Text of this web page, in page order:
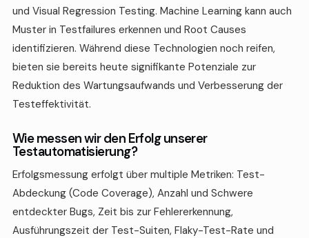
und Visual Regression Testing. Machine Learning kann auch
Muster in Testfailures erkennen und Root Causes
identifizieren. Während diese Technologien noch reifen,
bieten sie bereits heute signifikante Potenziale zur
Reduktion des Wartungsaufwands und Verbesserung der
Testeffektivität.
Wie messen wir den Erfolg unserer
Testautomatisierung?
Erfolgsmessung erfolgt über multiple Metriken: Test-
Abdeckung (Code Coverage), Anzahl und Schwere
entdeckter Bugs, Zeit bis zur Fehlererkennung,
Ausführungszeit der Test-Suiten, Flaky-Test-Rate und